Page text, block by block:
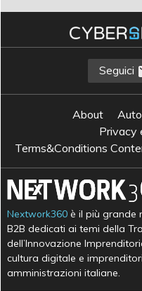
Seguici
About
Privacy
Terms&Conditions
Nextwork360 è il più grande
B2B dedicati ai temi della
dell’Innovazione
cultura digitale e
amministrazioni italiane.